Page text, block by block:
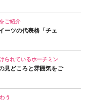
ご紹介
ーツの代表格「チェ
られているホーチミン
見どころと雰囲気をご
う